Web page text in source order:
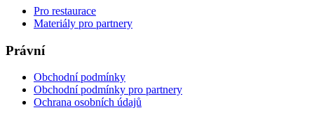
Pro restaurace
Materiály pro partnery
Právní
Obchodní podmínky
Obchodní podmínky pro partnery
Ochrana osobních údajů